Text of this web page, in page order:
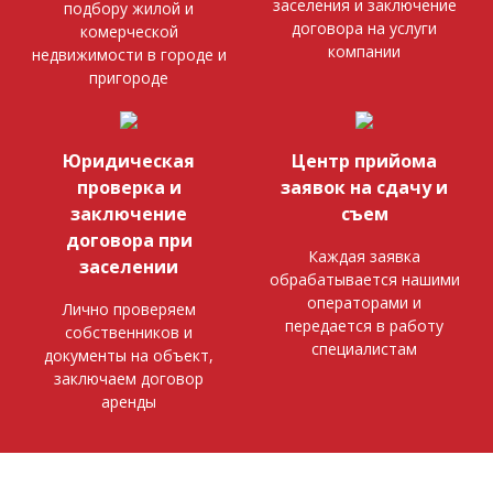
подбору жилой и
комерческой
недвижимости в городе и
пригороде
заселения и заключение
договора на услуги
компании
Юридическая
проверка и
заключение
договора при
заселении
Лично проверяем
собственников и
документы на объект,
заключаем договор
аренды
Центр прийома
заявок на сдачу и
съем
Каждая заявка
обрабатывается нашими
операторами и
передается в работу
специалистам